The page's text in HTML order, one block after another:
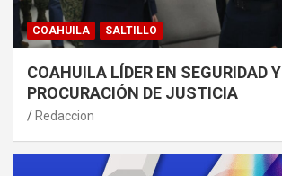
COAHUILA SALTILLO
COAHUILA LÍDER EN SEGURIDAD Y
PROCURACIÓN DE JUSTICIA
Redaccion